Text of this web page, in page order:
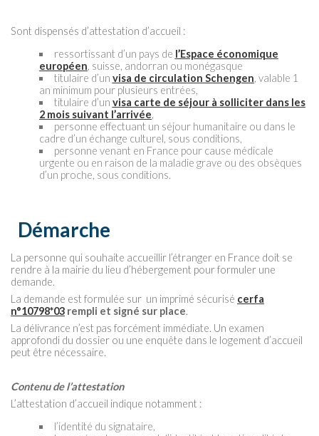
Sont dispensés d’attestation d’accueil :
ressortissant d’un pays de l’Espace économique
européen, suisse, andorran ou monégasque
titulaire d’un visa de circulation Schengen, valable 1
an minimum pour plusieurs entrées,
titulaire d’un visa carte de séjour à solliciter dans les
2 mois suivant l’arrivée,
personne effectuant un séjour humanitaire ou dans le
cadre d’un échange culturel, sous conditions,
personne venant en France pour cause médicale
urgente ou en raison de la maladie grave ou des obsèques
d’un proche, sous conditions.
Démarche
La personne qui souhaite accueillir l’étranger en France doit se
rendre à la mairie du lieu d’hébergement pour formuler une
demande.
La demande est formulée sur un imprimé sécurisé cerfa
n°10798*03 rempli et signé sur place.
La délivrance n’est pas forcément immédiate. Un examen
approfondi du dossier ou une enquête dans le logement d’accueil
peut être nécessaire.
Contenu de l’attestation
L’attestation d’accueil indique notamment :
l’identité du signataire,